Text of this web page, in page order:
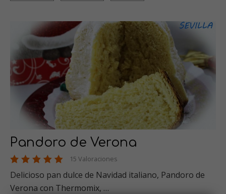
Pandoro de Verona
15 Valoraciones
Delicioso pan dulce de Navidad italiano, Pandoro de
Verona con Thermomix, …